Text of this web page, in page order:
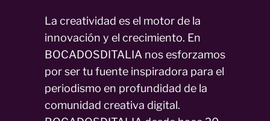
La creatividad es el motor de la
innovación y el crecimiento. En
BOCADOSDITALIA nos esforzamos
por ser tu fuente inspiradora para el
periodismo en profundidad de la
comunidad creativa digital.